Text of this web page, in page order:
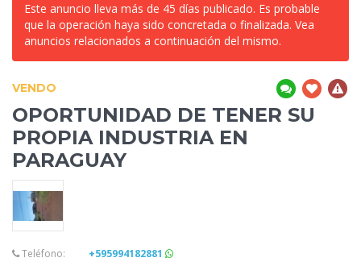
Este anuncio lleva más de 45 días publicado. Es probable
que la operación haya sido concretada o finalizada. Vea
anuncios relacionados a continuación del mismo.
VENDO
OPORTUNIDAD DE TENER SU
PROPIA INDUSTRIA EN
PARAGUAY
Teléfono:
+595994182881